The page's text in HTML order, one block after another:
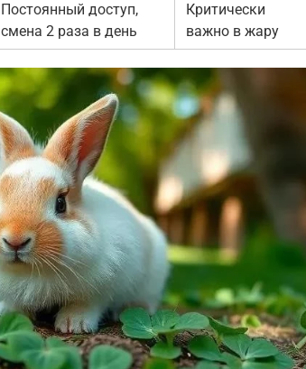
Постоянный доступ,
смена 2 раза в день
Критически
важно в жару